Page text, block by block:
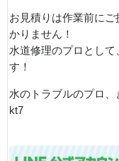
お見積りは作業前に
かりません！
水道修理のプロとし
す！
水のトラブルのプロ、
kt7